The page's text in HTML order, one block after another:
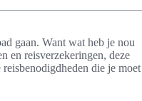
gaan. Want wat heb je nou
en reisverzekeringen, deze
die je moet